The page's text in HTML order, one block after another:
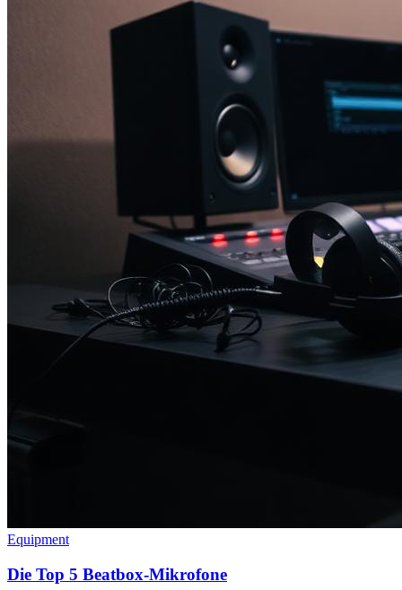
Equipment
Die Top 5 Beatbox-Mikrofone